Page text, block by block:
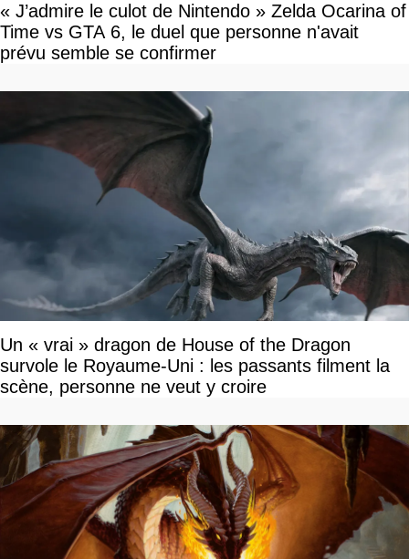
« J’admire le culot de Nintendo » Zelda Ocarina of
Time vs GTA 6, le duel que personne n'avait
prévu semble se confirmer
Un « vrai » dragon de House of the Dragon
survole le Royaume-Uni : les passants filment la
scène, personne ne veut y croire